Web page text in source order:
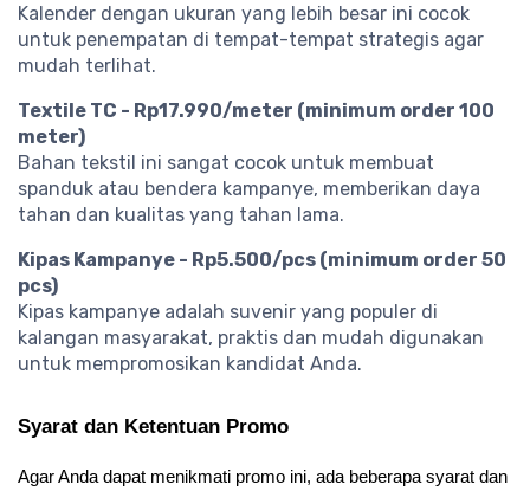
Kalender dengan ukuran yang lebih besar ini cocok
untuk penempatan di tempat-tempat strategis agar
mudah terlihat.
Textile TC - Rp17.990/meter (minimum order 100
meter)
Bahan tekstil ini sangat cocok untuk membuat
spanduk atau bendera kampanye, memberikan daya
tahan dan kualitas yang tahan lama.
Kipas Kampanye - Rp5.500/pcs (minimum order 50
pcs)
Kipas kampanye adalah suvenir yang populer di
kalangan masyarakat, praktis dan mudah digunakan
untuk mempromosikan kandidat Anda.
Syarat dan Ketentuan Promo
Agar Anda dapat menikmati promo ini, ada beberapa syarat dan